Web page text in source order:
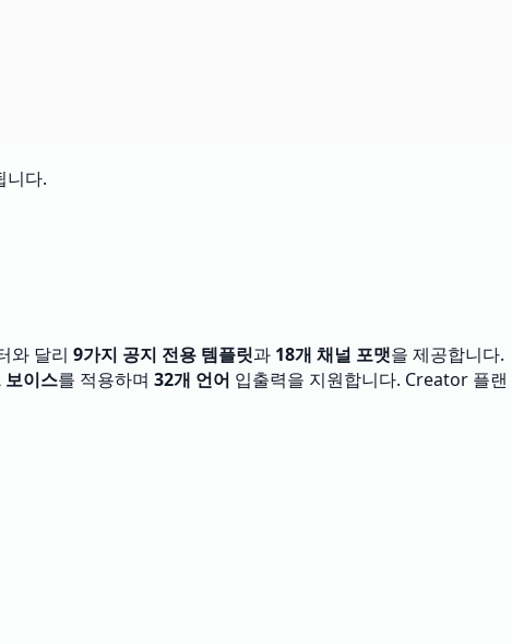
니다.
와 달리 9가지 공지 전용 템플릿과 18개 채널 포맷을 제공합니다.
보이스를 적용하며 32개 언어 입출력을 지원합니다. Creator 플랜